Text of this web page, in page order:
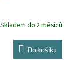
Skladem do 2 měsíců
Do košíku